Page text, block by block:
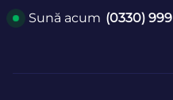
Sună acum (0330) 999